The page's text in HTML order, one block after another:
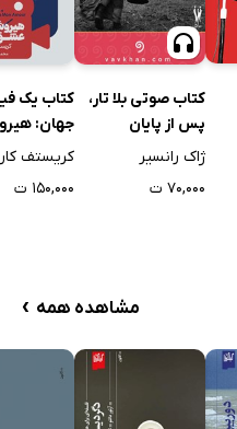
کتاب صوتی بلا تار،
پس از پایان
ژاک رانسیر
۷۰,۰۰۰ ت
کتاب یک
جهان:
عشق من
کریستف
۱۵۰,۰۰۰ ت
مشاهده همه ›